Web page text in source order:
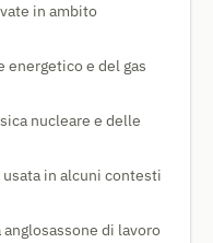
in ambito
energetico e del gas
nucleare e delle
in alcuni contesti
anglosassone di lavoro